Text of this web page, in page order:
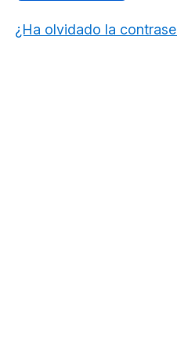
¿Ha olvidado la